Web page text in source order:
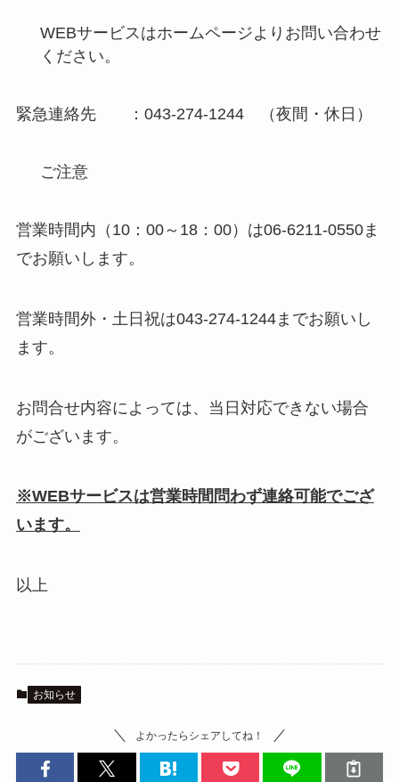
WEBサービスはホームページよりお問い合わせ
ください。
緊急連絡先 ：043-274-1244 （夜間・休日）
ご注意
営業時間内（10：00～18：00）は06-6211-0550ま
でお願いします。
営業時間外・土日祝は043-274-1244までお願いし
ます。
お問合せ内容によっては、当日対応できない場合
がございます。
※WEBサービスは営業時間問わず連絡可能でござ
います。
以上
お知らせ
よかったらシェアしてね！